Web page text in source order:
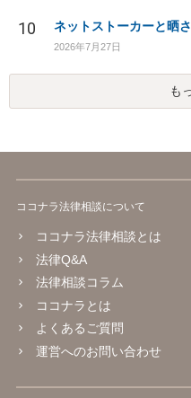
10 ネットストーカーと晒
2026年7月27日
も
ココナラ法律相談について
ココナラ法律相談とは
法律Q&A
法律相談コラム
ココナラとは
よくあるご質問
運営へのお問い合わせ